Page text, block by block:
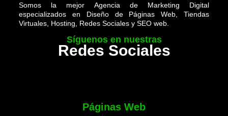
Somos la mejor Agencia de Marketing Digital
especializados en Diseño de Páginas Web, Tiendas
Virtuales, Hosting, Redes Sociales y SEO web.
Síguenos en nuestras
Redes Sociales
Páginas Web